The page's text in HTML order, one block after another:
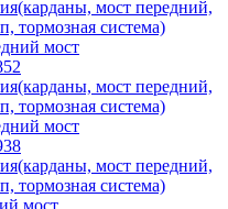
мост передний,
тормозная система)
мост
мост передний,
тормозная система)
мост
мост передний,
тормозная система)
мост